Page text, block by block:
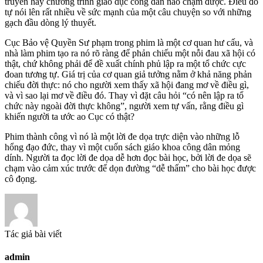
tự nói lên rất nhiều về sức mạnh của một câu chuyện so với những
gạch đầu dòng lý thuyết.
Cục Bảo vệ Quyền Sư phạm trong phim là một cơ quan hư cấu, và
nhà làm phim tạo ra nó rõ ràng để phản chiếu một nỗi đau xã hội có
thật, chứ không phải để đề xuất chính phủ lập ra một tổ chức cực
đoan tương tự. Giá trị của cơ quan giả tưởng nằm ở khả năng phản
chiếu đời thực: nó cho người xem thấy xã hội đang mơ về điều gì,
và vì sao lại mơ về điều đó. Thay vì đặt câu hỏi “có nên lập ra tổ
chức này ngoài đời thực không”, người xem tự vấn, rằng điều gì
khiến người ta ước ao Cục có thật?
Phim thành công vì nó là một lời đe dọa trực diện vào những lỗ
hổng đạo đức, thay vì một cuốn sách giáo khoa công dân mỏng
dính. Người ta đọc lời đe dọa dễ hơn đọc bài học, bởi lời đe dọa sẽ
chạm vào cảm xúc trước để dọn đường “dễ thấm” cho bài học được
cô đọng.
Tác giả bài viết
admin